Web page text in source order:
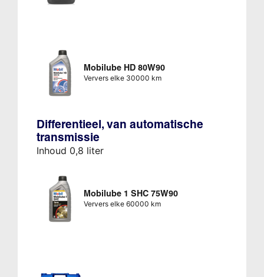
Mobilube HD 80W90
Ververs elke 30000 km
Differentieel, van automatische
transmissie
Inhoud 0,8 liter
Mobilube 1 SHC 75W90
Ververs elke 60000 km